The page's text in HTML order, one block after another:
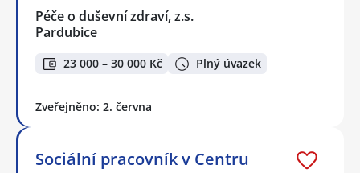
Péče o duševní zdraví, z.s.
Pardubice
23 000 – 30 000 Kč Plný úvazek
Zveřejněno: 2. června
Sociální pracovník v Centru